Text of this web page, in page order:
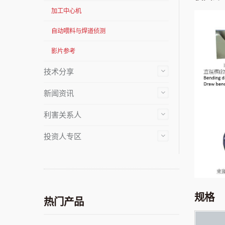
加工中心机
自动喂料与焊道侦测
影片参考
技术分享
新闻资讯
利害关系人
投资人专区
热门产品 规格